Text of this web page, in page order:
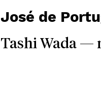
José de
Tashi Wada —